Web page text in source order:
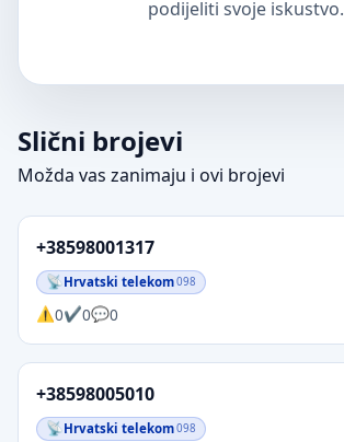
podijeliti svoje iskustvo.
Slični brojevi
Možda vas zanimaju i ovi brojevi
+38598001317
Hrvatski telekom098
0 0 0
+38598005010
Hrvatski telekom098